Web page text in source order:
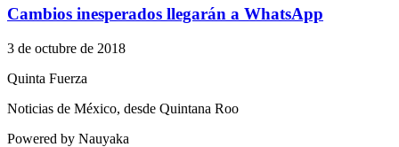
Cambios inesperados llegarán a WhatsApp
3 de octubre de 2018
Quinta Fuerza
Noticias de México, desde Quintana Roo
Powered by Nauyaka